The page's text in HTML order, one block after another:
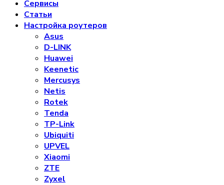
Сервисы
Статьи
Настройка роутеров
Asus
D-LINK
Huawei
Keenetic
Mercusys
Netis
Rotek
Tenda
TP-Link
Ubiquiti
UPVEL
Xiaomi
ZTE
Zyxel